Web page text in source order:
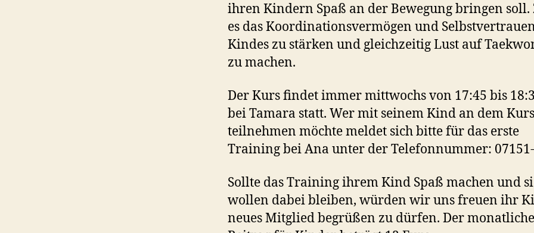
ihren Kindern Spaß an der Bewegung bringen soll.
es das Koordinationsvermögen und
Kindes zu stärken und gleichzeitig Lust auf
zu machen.
Der Kurs findet immer mittwochs von 17:45 bis
bei Tamara statt. Wer mit seinem Kind an dem Kurs
teilnehmen möchte meldet sich bitte für das erste
Training bei Ana unter der Telefonnummer:
Sollte das Training ihrem Kind Spaß machen und
wollen dabei bleiben, würden wir uns freuen ihr
neues Mitglied begrüßen zu dürfen. Der monatliche